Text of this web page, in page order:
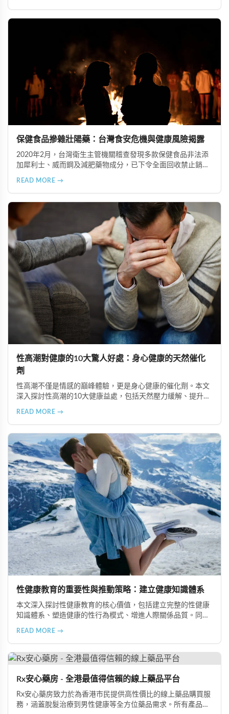
便困難以及頭暈伴隨耳鳴等症狀，幫助您及早發現腎髒疾病的
保健食品摻雜壯陽藥：台灣食安危機與健康風險揭露
2020年2月，台灣衛生主管機關稽查發現多款保健食品非法添
加犀利士、威而鋼及減肥藥物成分，已下令全面回收禁止銷
READ MORE →
性高潮對健康的10大驚人好處：身心健康的天然催化
劑
性高潮不僅是情感的巔峰體驗，更是身心健康的催化劑。本文
深入探討性高潮的10大健康益處，包括天然壓力緩解、提升睡
READ MORE →
性健康教育的重要性與推動策略：建立健康知識體系
本文深入探討性健康教育的核心價值，包括建立完整的性健康
知識體系、塑造健康的性行為模式、增進人際關係品質。同時
READ MORE →
Rx安心藥房 - 全港最值得信賴的線上藥品平台
Rx安心藥房致力於為香港市民提供高性價比的線上藥品購買服
務，涵蓋脫髮治療到男性健康等全方位藥品需求。所有產品均